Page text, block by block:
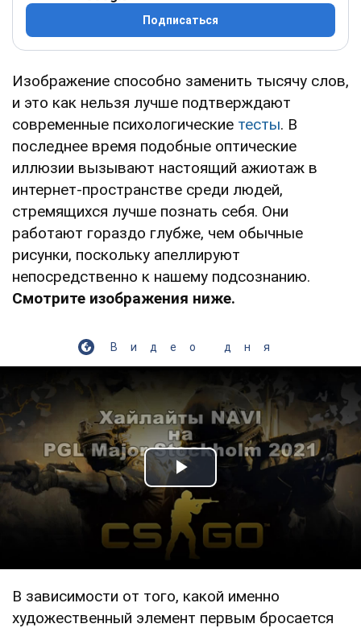
Подписаться
Изображение способно заменить тысячу слов,
и это как нельзя лучше подтверждают
современные психологические тесты. В
последнее время подобные оптические
иллюзии вызывают настоящий ажиотаж в
интернет-пространстве среди людей,
стремящихся лучше познать себя. Они
работают гораздо глубже, чем обычные
рисунки, поскольку апеллируют
непосредственно к нашему подсознанию.
Смотрите изображения ниже.
Видео дня
Play Video
В зависимости от того, какой именно
художественный элемент первым бросается